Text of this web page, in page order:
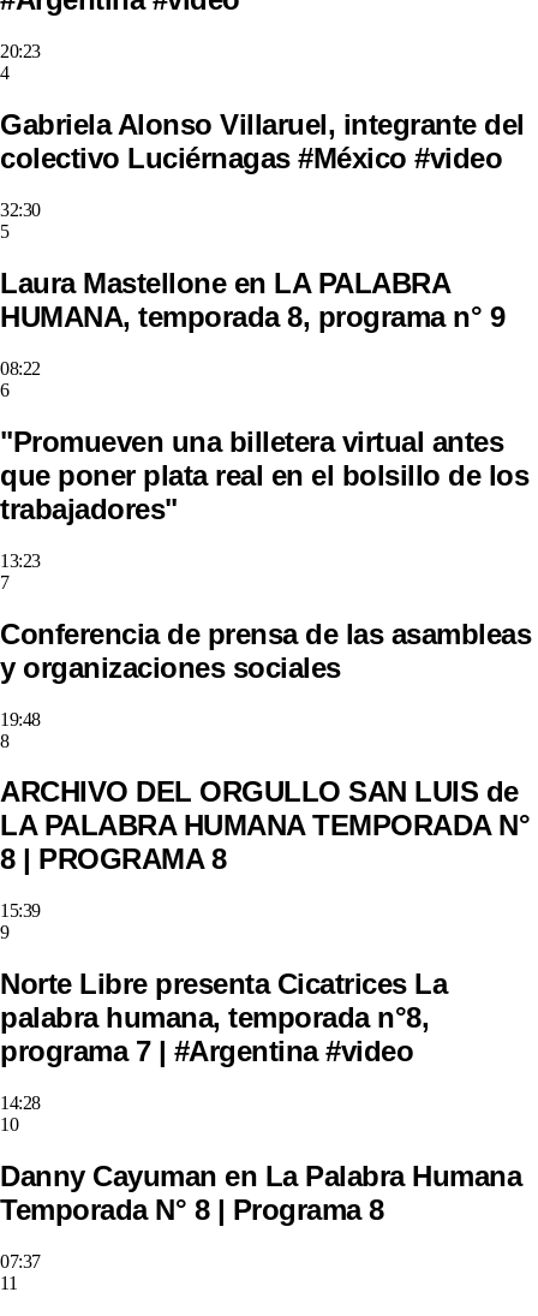
20:23
4
Gabriela Alonso Villaruel, integrante del
colectivo Luciérnagas #México #video
32:30
5
Laura Mastellone en LA PALABRA
HUMANA, temporada 8, programa n° 9
08:22
6
"Promueven una billetera virtual antes
que poner plata real en el bolsillo de los
trabajadores"
13:23
7
Conferencia de prensa de las asambleas
y organizaciones sociales
19:48
8
ARCHIVO DEL ORGULLO SAN LUIS de
LA PALABRA HUMANA TEMPORADA N°
8 | PROGRAMA 8
15:39
9
Norte Libre presenta Cicatrices La
palabra humana, temporada n°8,
programa 7 | #Argentina #video
14:28
10
Danny Cayuman en La Palabra Humana
Temporada N° 8 | Programa 8
07:37
11